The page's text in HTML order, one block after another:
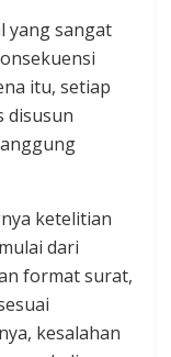
yang sangat
itu, setiap
disusun
ketelitian
dari
format surat,
kesalahan